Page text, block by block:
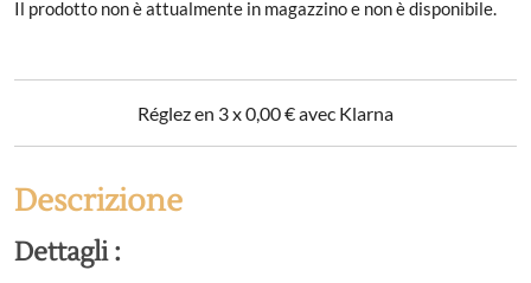
Il prodotto non è attualmente in magazzino e non è disponibile.
Réglez en 3 x0,00€avec Klarna
Descrizione
Dettagli :